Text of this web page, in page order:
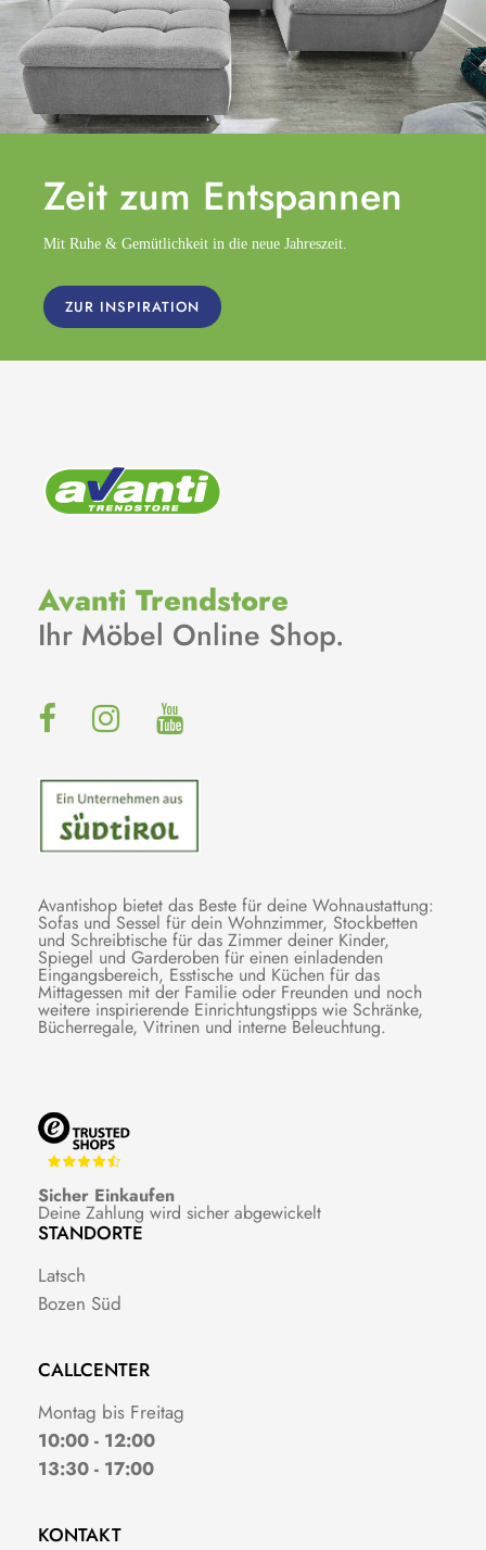
Zeit zum Entspannen
Mit Ruhe & Gemütlichkeit in die neue Jahreszeit.
ZUR INSPIRATION
Avanti Trendstore
Ihr Möbel Online Shop.
Avantishop bietet das Beste für deine Wohnaustattung:
Sofas und Sessel für dein Wohnzimmer, Stockbetten
und Schreibtische für das Zimmer deiner Kinder,
Spiegel und Garderoben für einen einladenden
Eingangsbereich, Esstische und Küchen für das
Mittagessen mit der Familie oder Freunden und noch
weitere inspirierende Einrichtungstipps wie Schränke,
Bücherregale, Vitrinen und interne Beleuchtung.
Sicher Einkaufen
Deine Zahlung wird sicher abgewickelt
STANDORTE
Latsch
Bozen Süd
CALLCENTER
Montag bis Freitag
10:00 - 12:00
13:30 - 17:00
KONTAKT